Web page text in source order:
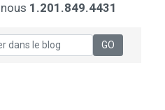
1.201.849.4431